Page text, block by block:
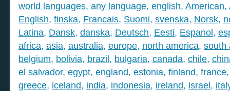
world languages, any language, english, American,
English, finska, Francais, Suomi, svenska, Norsk,
Latina, Dansk, danska, Deutsch, Eesti, Espanol,
africa, asia, australia, europe, north america, south
belgium, bolivia, brazil, bulgaria, canada, chile,
el salvador, egypt, england, estonia, finland, france
greece, iceland, india, indonesia, ireland, israel,